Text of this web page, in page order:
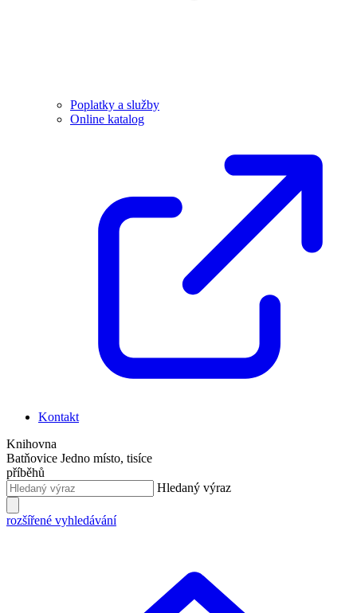
Poplatky a služby
Online katalog
Kontakt
Knihovna
Batňovice Jedno místo, tisíce
příběhů
Hledaný výraz
rozšířené vyhledávání